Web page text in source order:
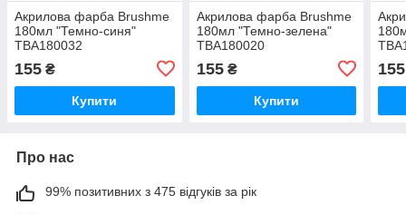
Акрилова фарба Brushme
180мл "Темно-синя"
TBA180032
155 ₴
Купити
Акрилова фарба Brushme
180мл "Темно-зелена"
TBA180020
155₴
Купити
155
Про нас
99% позитивних з 475 відгуків за рік